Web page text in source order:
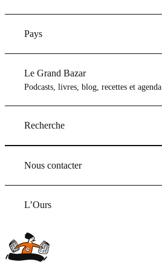
Pays
Le Grand Bazar
Podcasts, livres, blog, recettes et agenda
Recherche
Nous contacter
L’Ours